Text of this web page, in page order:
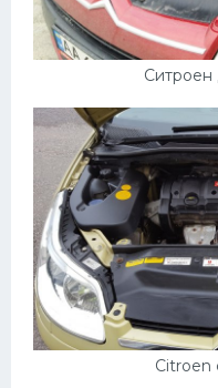
Ситроен
Citroen
Черри
Хавал
Кавасаки
Инфинити
ЛУАЗ
Фиат
Ситроен
Субару